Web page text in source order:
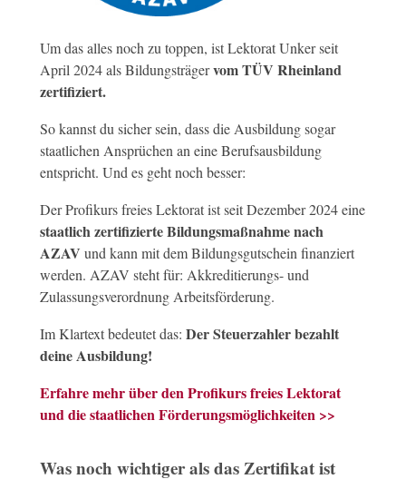
Um das alles noch zu toppen, ist Lektorat Unker seit
April 2024 als Bildungsträgervom TÜV Rheinland
zertifiziert.
So kannst du sicher sein, dass die Ausbildung sogar
staatlichen Ansprüchen an eine Berufsausbildung
entspricht. Und es geht noch besser:
Der Profikurs freies Lektorat ist seit Dezember 2024 eine
staatlich zertifizierte Bildungsmaßnahme nach
AZAV und kann mit dem Bildungsgutschein finanziert
werden. AZAV steht für: Akkreditierungs- und
Zulassungsverordnung Arbeitsförderung.
Im Klartext bedeutet das: Der Steuerzahler bezahlt
deine Ausbildung!
Erfahre mehr über den Profikurs freies Lektorat
und die staatlichen Förderungsmöglichkeiten >>
Was noch wichtiger als das Zertifikat ist